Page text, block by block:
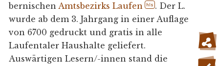
bernischen Amtsbezirks Laufen hls . Der L.
wurde ab dem 3. Jahrgang in einer Auflage
von 6700 gedruckt und gratis in alle
Laufentaler Haushalte geliefert.
Auswärtigen Lesern/-innen stand die